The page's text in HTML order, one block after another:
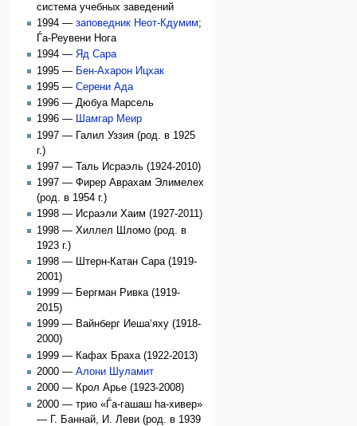
система учебных заведений
1994 — заповедник Неот-Кдумим;
Ѓа-Реувени Нога
1994 — Яд Сара
1995 — Бен-Ахарон Ицхак
1995 — Серени Ада
1996 — Дюбуа Марсель
1996 — Шамгар Меир
1997 — Галил Уззия (род. в 1925
г.)
1997 — Таль Исраэль (1924-2010)
1997 — Фирер Аврахам Элимелех
(род. в 1954 г.)
1998 — Исраэли Хаим (1927-2011)
1998 — Хиллел Шломо (род. в
1923 г.)
1998 — Штерн-Катан Сара (1919-
2001)
1999 — Бергман Ривка (1919-
2015)
1999 — Вайнберг Иеша‘яху (1918-
2000)
1999 — Кафах Браха (1922-2013)
2000 — Алони Шуламит
2000 — Крол Арье (1923-2008)
2000 — трио «Ѓа-гашаш hа-хивер»
— Г. Баннай, И. Леви (род. в 1939